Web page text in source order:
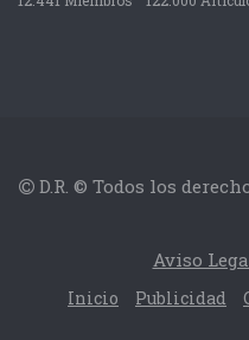
D.R. © Todos los
Aviso
Inicio Publicidad